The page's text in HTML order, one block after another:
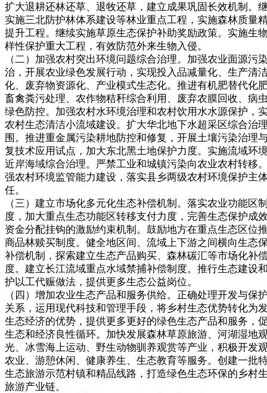
扩大退耕还林还草、退牧还草，建立成果巩固长效机制。
实施三北防护林体系建设等林业重点工程，实施森林质量
提升工程。继续实施草原生态保护补助奖励政策。实施生
样性保护重大工程，有效防范外来生物入侵。
（二）加强农村突出环境问题综合治理。加强农业面源污
治，开展农业绿色发展行动，实现投入品减量化、生产清
化、废弃物资源化、产业模式生态化。推进有机肥替代化
畜禽粪污处理、农作物秸秆综合利用、废弃农膜回收、病
绿色防控。加强农村水环境治理和农村饮用水水源保护，
农村生态清洁小流域建设。扩大华北地下水超采区综合治
围。推进重金属污染耕地防控和修复，开展土壤污染治理
复技术应用试点，加大东北黑土地保护力度。实施流域环
近岸海域综合治理。严禁工业和城镇污染向农业农村转移
强农村环境监管能力建设，落实县乡两级农村环境保护主
任。
（三）建立市场化多元化生态补偿机制。落实农业功能区
度，加大重点生态功能区转移支付力度，完善生态保护成
资金分配挂钩的激励约束机制。鼓励地方在重点生态区位
商品林赎买制度。健全地区间、流域上下游之间横向生态
补偿机制，探索建立生态产品购买、森林碳汇等市场化补
度。建立长江流域重点水域禁捕补偿制度。推行生态建设
护以工代赈做法，提供更多生态公益岗位。
（四）增加农业生态产品和服务供给。正确处理开发与保
关系，运用现代科技和管理手段，将乡村生态优势转化为
生态经济的优势，提供更多更好的绿色生态产品和服务，
生态和经济良性循环。加快发展森林草原旅游、河湖湿地
光、冰雪海上运动、野生动物驯养观赏等产业，积极开发
农业、游憩休闲、健康养生、生态教育等服务。创建一批
生态旅游示范村镇和精品线路，打造绿色生态环保的乡村
旅游产业链。